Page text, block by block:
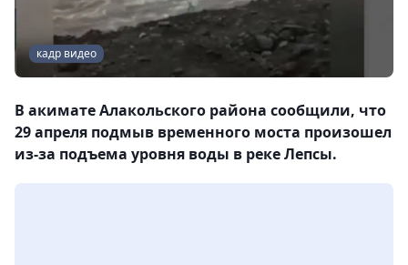
кадр видео
В акимате Алакольского района сообщили, что
29 апреля подмыв временного моста произошел
из-за подъема уровня воды в реке Лепсы.